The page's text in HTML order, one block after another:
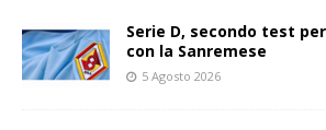
Serie D, secondo test
con la Sanremese
5 Agosto 2026